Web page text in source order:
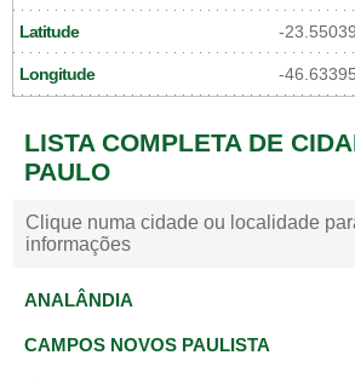
Latitude -
Longitude -
LISTA COMPLETA DE
PAULO
Clique numa cidade ou localidade
informações
ANALÂNDIA
CAMPOS NOVOS PAULISTA